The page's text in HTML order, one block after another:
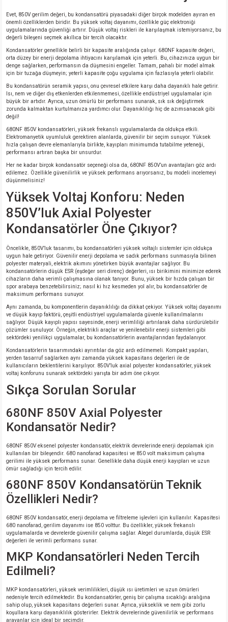
MARKA)
Evet, 850V gerilim değeri, bu kondansatörü piyasadaki diğer birçok modelden ayıran en
önemli özelliklerden biridir. Bu yüksek voltaj dayanımı, özellikle güç elektroniği
uygulamalarında güvenliği artırır. Düşük voltaj riskleri ile karşılaşmak istemiyorsanız, bu
değerli bileşeni seçmek akıllıca bir tercih olacaktır.
Kondansatörler genellikle belirli bir kapasite aralığında çalışır. 680NF kapasite değeri,
orta düzey bir enerji depolama ihtiyacını karşılamak için yeterli. Bu, cihazınıza uygun bir
denge sağlarken, performansın da düşmesini engeller. Tamam, pahalı bir model almak
için bir tuzağa düşmeyin; yeterli kapasite çoğu uygulama için fazlasıyla yeterli olabilir.
Bu kondansatörün seramik yapısı, onu çevresel etkilere karşı daha dayanıklı hale getirir.
Isı, nem ve diğer dış etkenlerden etkilenmemesi, özellikle endüstriyel uygulamalar için
büyük bir artıdır. Ayrıca, uzun ömürlü bir performans sunarak, sık sık değiştirmek
zorunda kalmaktan kurtulmanıza yardımcı olur. Dayanıklılığı hiç de azımsanacak gibi
değil!
680NF 850V kondansatörleri, yüksek frekanslı uygulamalarda da oldukça etkili.
Elektromanyetik uyumluluk gerektiren alanlarda, güvenilir bir seçim sunuyor. Yüksek
hızla çalışan devre elemanlarıyla birlikte, kayıpları minimumda tutabilme yeteneği,
performansı artıran başka bir unsurdur.
Her ne kadar birçok kondansatör seçeneği olsa da, 680NF 850V’un avantajları göz ardı
edilemez. Özellikle güvenilirlik ve yüksek performans arıyorsanız, bu modeli incelemeyi
düşünmelisiniz!
Yüksek Voltaj Konforu: Neden
850V’luk Axial Polyester
Kondansatörler Öne Çıkıyor?
Öncelikle, 850V’luk tasarımı, bu kondansatörleri yüksek voltajlı sistemler için oldukça
uygun hale getiriyor. Güvenilir enerji depolama ve sadık performans sunmasıyla bilinen
polyester materyali, elektrik akımını yönetirken büyük avantajlar sağlıyor. Bu
kondansatörlerin düşük ESR (eşdeğer seri direnç) değerleri, ısı birikimini minimize ederek
cihazların daha verimli çalışmasına olanak tanıyor. Bunu, yüksek bir hızda çalışan bir
spor arabaya benzetebilirsiniz; nasıl ki hız kesmeden yol alır, bu kondansatörler de
maksimum performans sunuyor.
Aynı zamanda, bu komponentlerin dayanıklılığı da dikkat çekiyor. Yüksek voltaj dayanımı
ve düşük kayıp faktörü, çeşitli endüstriyel uygulamalarda güvenle kullanılmalarını
sağlıyor. Düşük kayıplı yapısı sayesinde, enerji verimliliği artırılarak daha sürdürülebilir
çözümler sunuluyor. Örneğin, elektrikli araçlar ve yenilenebilir enerji sistemleri gibi
sektördeki yenilikçi uygulamalar, bu kondansatörlerin avantajlarından faydalanıyor.
Kondansatörlerin tasarımındaki ayrıntılar da göz ardı edilmemeli. Kompakt yapıları,
yerden tasarruf sağlarken aynı zamanda yüksek kapasitans değerleri ile de
kullanıcıların beklentilerini karşılıyor. 850V’luk axial polyester kondansatörler, yüksek
voltaj konforunu sunarak sektördeki yarışta bir adım öne çıkıyor.
Sıkça Sorulan Sorular
680NF 850V Axial Polyester
Kondansatör Nedir?
680NF 850V eksenel polyester kondansatör, elektrik devrelerinde enerji depolamak için
kullanılan bir bileşendir. 680 nanofarad kapasitesi ve 850 volt maksimum çalışma
gerilimi ile yüksek performans sunar. Genellikle daha düşük enerji kayıpları ve uzun
ömür sağladığı için tercih edilir.
680NF 850V Kondansatörün Teknik
Özellikleri Nedir?
680NF 850V kondansatör, enerji depolama ve filtreleme işlevleri için kullanılır. Kapasitesi
680 nanofarad, gerilim dayanımı ise 850 volttur. Bu özellikler, yüksek frekanslı
uygulamalarda ve devrelerde güvenilir çalışma sağlar. Alegel durumlarda, düşük ESR
değerleri ile verimli performans sunar.
MKP Kondansatörleri Neden Tercih
Edilmeli?
MKP kondansatörleri, yüksek verimlilikleri, düşük ısı üretimleri ve uzun ömürleri
nedeniyle tercih edilmektedir. Bu kondansatörler, geniş bir çalışma sıcaklığı aralığına
sahip olup, yüksek kapasitans değerleri sunar. Ayrıca, yükseklik ve nem gibi zorlu
koşullara karşı dayanıklılık gösterirler. Elektrik devrelerinde güvenilirlik ve performans
arayanlar için ideal bir seçimdir.